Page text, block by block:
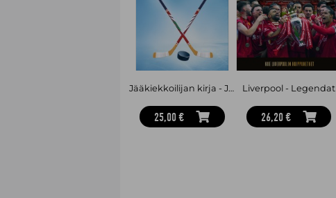
Jääkiekkoilijan kirja - Jääkiekkoilijan opit nuorille ja vanhemmille
25,00 €
Liverpool - Legendat
26,20 €